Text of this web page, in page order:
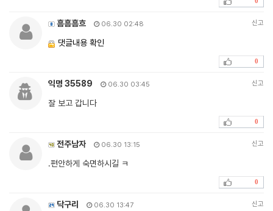
흠흠흠흐 06.30 02:48 신고
댓글내용 확인
0
익명 35589 06.30 03:45 신고
잘 보고 갑니다
0
전주남자 06.30 13:15 신고
.편안하게 숙면하시길 ㅋ
0
닥구리 06.30 13:47 신고